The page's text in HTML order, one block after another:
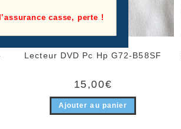
Lecteur DVD Pc Hp G72-B58SF
15,00€
Ajouter au panier
casse, perte !